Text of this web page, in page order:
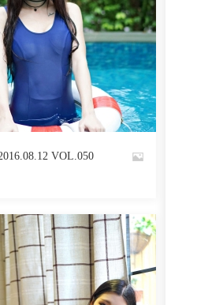
719 阅读 0 回复
VOL.050